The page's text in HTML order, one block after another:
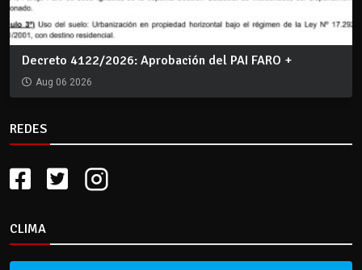
Decreto 4122/2026: Aprobación del PAI FARO +
Aug 06 2026
REDES
CLIMA